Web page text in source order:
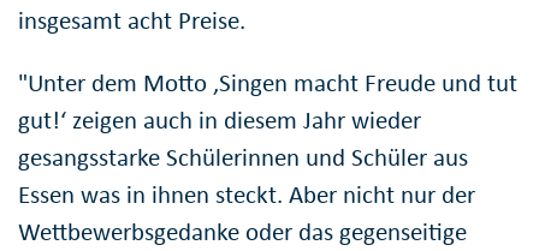
insgesamt acht Preise.
"Unter dem Motto ‚Singen macht Freude und tut
gut!‘ zeigen auch in diesem Jahr wieder
gesangsstarke Schülerinnen und Schüler aus
Essen was in ihnen steckt. Aber nicht nur der
Wettbewerbsgedanke oder das gegenseitige